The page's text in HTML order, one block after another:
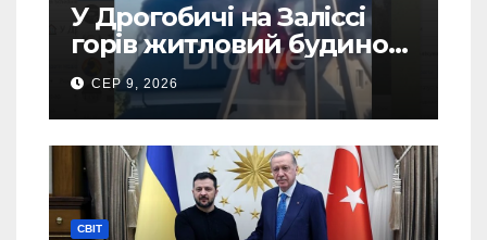
У Дрогобичі на Заліссі
горів житловий будинок
(Відео)
СЕР 9, 2026
СВІТ